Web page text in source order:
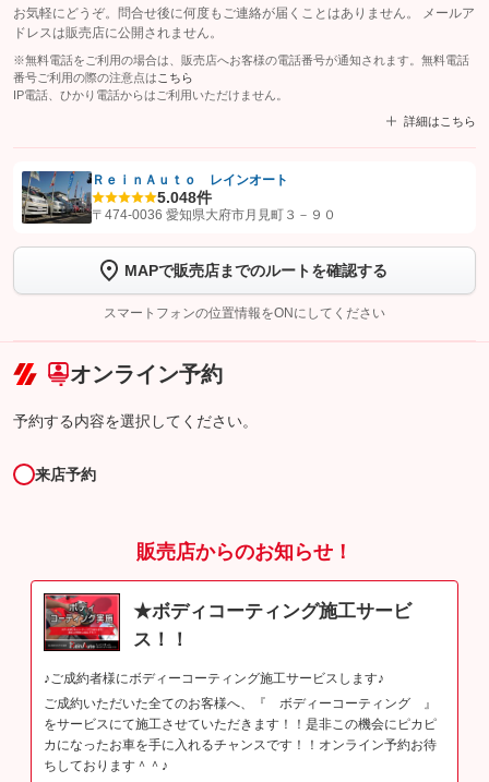
お気軽にどうぞ。問合せ後に何度もご連絡が届くことはありません。 メールア
ドレスは販売店に公開されません。
※無料電話をご利用の場合は、販売店へお客様の電話番号が通知されます。無料電話
番号ご利用の際の注意点は こちら
IP電話、ひかり電話からはご利用いただけません。
詳細はこちら
【STEP1】認証画面でグーネットを友だち追加してから「許可する」ボタンを押
トーク画面で
ボタンをタップして問い合わせを
完了してください。
こちら
ＲｅｉｎＡｕｔｏ レインオート
5.048件
〒474-0036 愛知県大府市月見町３－９０
MAPで販売店までのルートを確認する
スマートフォンの位置情報をONにしてください
オンライン予約
予約する内容を選択してください。
来店予約
販売店からのお知らせ！
★ボディコーティング施工サービ
ス！！
♪ご成約者様にボディーコーティング施工サービスします♪
ご成約いただいた全てのお客様へ、『 ボディーコーティング 』
をサービスにて施工させていただきます！！是非この機会にピカピ
カになったお車を手に入れるチャンスです！！オンライン予約お待
ちしております＾＾♪